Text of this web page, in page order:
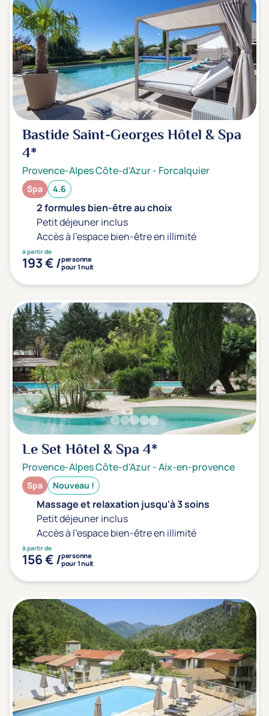
Bastide Saint-Georges Hôtel & Spa
4*
Provence-Alpes Côte-d'Azur- Forcalquier
Spa 4.6
2 formules bien-être au choix
Petit déjeuner inclus
Accès à l'espace bien-être en illimité
à partir de
193 € /personne
pour 1 nuit
Le Set Hôtel & Spa4*
Provence-Alpes Côte-d'Azur-Aix-en-provence
Spa Nouveau !
Massage et relaxation jusqu'à 3 soins
Petit déjeuner inclus
Accès à l'espace bien-être en illimité
à partir de
156 € /personne
pour 1 nuit